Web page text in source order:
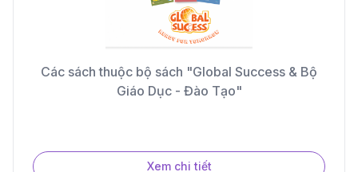
Các sách thuộc bộ sách "Global Success & Bộ
Giáo Dục - Đào Tạo"
Xem chi tiết